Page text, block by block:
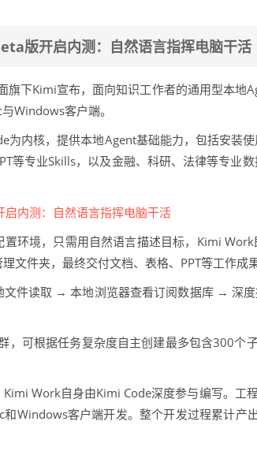
版开启内测：自然语言指挥电脑干活
旗下Kimi宣布，面向知识工作者的通用型本
Windows客户端。
为内核，提供本地Agent基础能力，包括安装
等专业Skills，以及金融、科研、法律等专业
环境，只需用自然语言描述目标，Kimi
文件夹，最终交付文档、表格、PPT等工作成果
文件读取 → 本地浏览器查看订阅数据库 → 深
，可根据任务复杂度自主创建最多包含300个
Work自身由Kimi Code深度参与编写。工
Windows客户端开发。整个开发过程累计产